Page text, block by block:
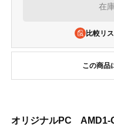
在
比較リ
この商品
オリジナルPC AMD1-